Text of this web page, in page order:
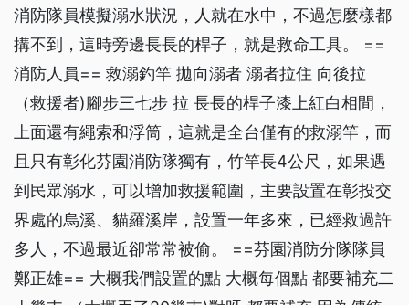
消防隊員模擬溺水狀況，人就在水中，不過怎麼樣都
搆不到，這時旁邊長長的桿子，就是救命工具。 ==
消防人員== 救溺釣竿 拋向溺者 溺者拉住 向後拉
（救援者)腳步三七步 拉 長長的桿子漆上紅白相間，
上面還有繩索和浮筒，這就是全台僅有的救溺竿，而
且只有彰化芬園消防隊獨有，竹竿長4公尺，如果遇
到民眾溺水，可以增加救援範圍，主要設置在彰投交
界處的烏溪、貓羅溪岸，設置一年多來，已經救過許
多人，不過最近卻常常被偷。 ==芬園消防分隊隊員
鄭正雄== 大概我們設置的點 大概每個點 都要補充二